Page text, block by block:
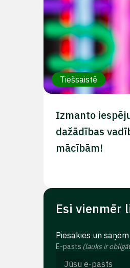
Tiešsaistē
Izmanto
dažādības
mācībām!
Esi vienmēr
Piesakies un
E-pasts (lauks ir